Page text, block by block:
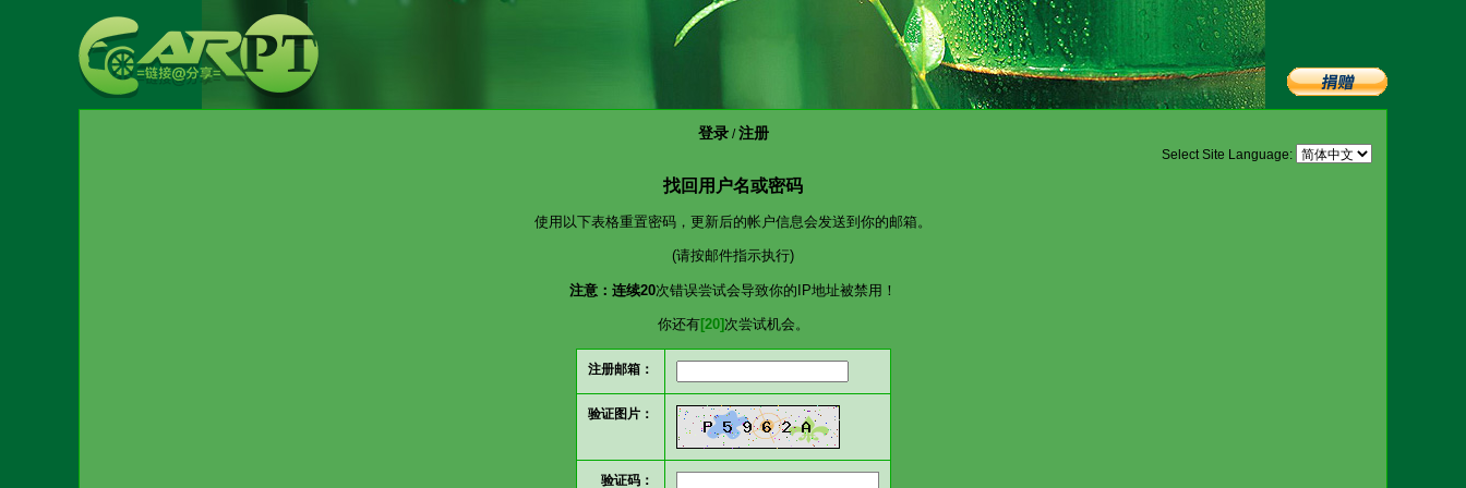
登录/注册
Select Site Language:
找回用户名或密码
使用以下表格重置密码，更新后的帐户信息会发送到你的邮箱。
(请按邮件指示执行)
注意：连续20次错误尝试会导致你的IP地址被禁用！
你还有[20] 次尝试机会。
注册邮箱：
验证图片：
验证码：